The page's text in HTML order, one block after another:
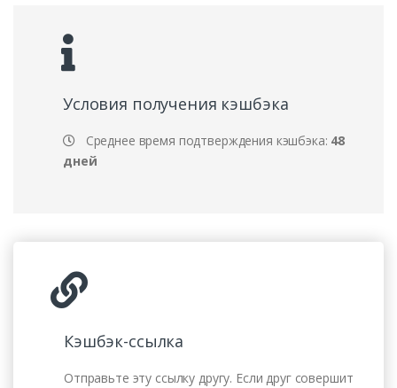
Условия получения кэшбэка
Среднее время подтверждения кэшбэка: 48
дней
Кэшбэк-ссылка
Отправьте эту ссылку другу. Если друг совершит